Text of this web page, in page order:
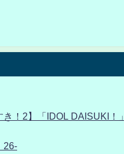
き！2】「IDOL DAISUKI！」
26-